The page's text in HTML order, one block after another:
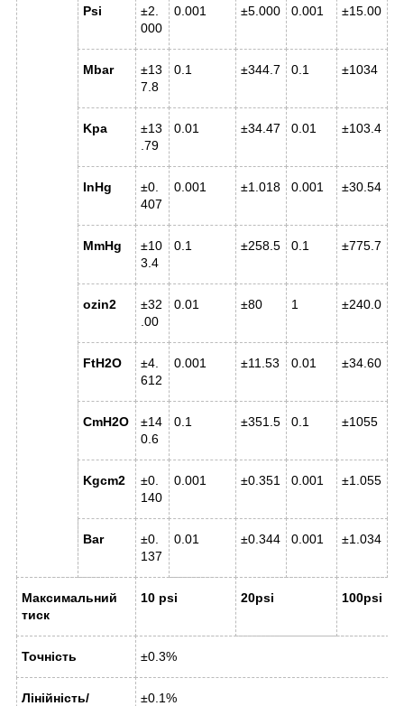
Psi
±2.
000
0.001 ±5.000 0.001 ±15.00
Mbar
±13
7.8
0.1 ±344.7 0.1 ±1034
Kpa
±13
.79
0.01 ±34.47 0.01 ±103.4
InHg
±0.
407
0.001 ±1.018 0.001 ±30.54
MmHg
±10
3.4
0.1 ±258.5 0.1 ±775.7
ozin2
±32
.00
0.01 ±80 1 ±240.0
FtH2O
±4.
612
0.001 ±11.53 0.01 ±34.60
CmH2O
±14
0.6
0.1 ±351.5 0.1 ±1055
Kgcm2
±0.
140
0.001 ±0.351 0.001 ±1.055
Bar
±0.
137
0.01 ±0.344 0.001 ±1.034
Максимальний
тиск
10 psi 20psi 100psi
Точність ±0.3%
Лінійність/
±0.1%